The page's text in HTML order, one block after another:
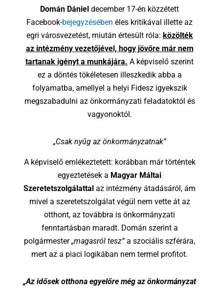
Domán Dániel december 17-én közzétett
Facebook-bejegyzésében éles kritikával illette az
egri városvezetést, miután értesült róla: közölték
az intézmény vezetőjével, hogy jövőre már nem
tartanak igényt a munkájára. A képviselő szerint
ez a döntés tökéletesen illeszkedik abba a
folyamatba, amellyel a helyi Fidesz igyekszik
megszabadulni az önkormányzati feladatoktól és
vagyonoktól.
„Csak nyűg az önkormányzatnak”
A képviselő emlékeztetett: korábban már történtek
egyeztetések a Magyar Máltai
Szeretetszolgálattal az intézmény átadásáról, ám
mivel a szeretetszolgálat végül nem vette át az
otthont, az továbbra is önkormányzati
fenntartásban maradt. Domán szerint a
polgármester„magasról tesz”a szociális szférára,
mert az a piaci logikában nem termel profitot.
„Az idősek otthona egyelőre még az önkormányzat